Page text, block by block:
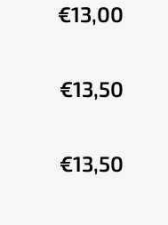
€13,00
€13,50
€13,50